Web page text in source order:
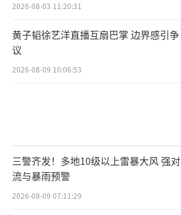
2026-08-03 11:20:31
黄子韬徐艺洋直播互扇巴掌 边界感引争
议
2026-08-09 10:06:53
三警齐发！多地10级以上雷暴大风 强对
流与暴雨预警
2026-08-09 07:11:29